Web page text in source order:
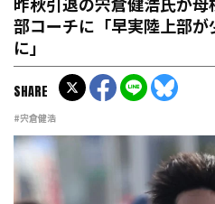
昨秋引退の宍倉健浩氏が
部コーチに「早実陸上部が
に」
#宍倉健浩
SHARE